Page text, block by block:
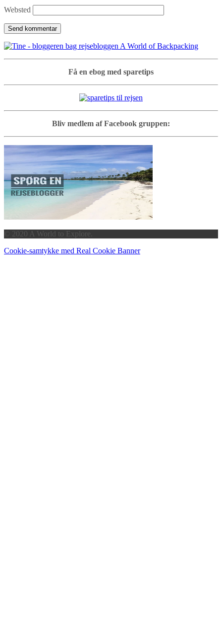
Websted
Få en ebog med sparetips
Bliv medlem af Facebook gruppen:
© 2020 A World to Explore.
Cookie-samtykke med Real Cookie Banner